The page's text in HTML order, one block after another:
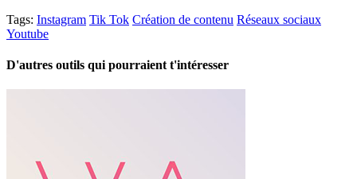
Tags: Instagram Tik Tok Création de contenu Réseaux sociaux
Youtube
D'autres outils qui pourraient t'intéresser